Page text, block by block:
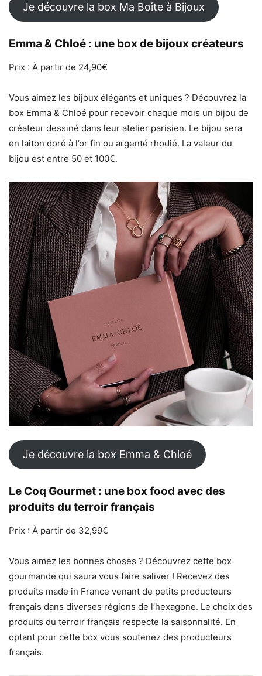
Je découvre la box Ma Boîte à Bijoux
Emma & Chloé : une box de bijoux créateurs
Prix : À partir de 24,90€
Vous aimez les bijoux élégants et uniques ? Découvrez la
box Emma & Chloé pour recevoir chaque mois un bijou de
créateur dessiné dans leur atelier parisien. Le bijou sera
en laiton doré à l’or fin ou argenté rhodié. La valeur du
bijou est entre 50 et 100€.
Je découvre la box Emma & Chloé
Le Coq Gourmet : une box food avec des
produits du terroir français
Prix : À partir de 32,99€
Vous aimez les bonnes choses ? Découvrez cette box
gourmande qui saura vous faire saliver ! Recevez des
produits made in France venant de petits producteurs
français dans diverses régions de l’hexagone. Le choix des
produits du terroir français respecte la saisonnalité. En
optant pour cette box vous soutenez des producteurs
français.